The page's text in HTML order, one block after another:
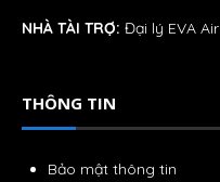
NHÀ TÀI TRỢ: Đại lý EVA Air
THÔNG TIN
Bảo mật thông tin